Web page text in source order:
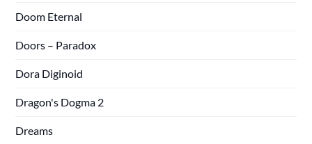
Doom Eternal
Doors – Paradox
Dora Diginoid
Dragon's Dogma 2
Dreams